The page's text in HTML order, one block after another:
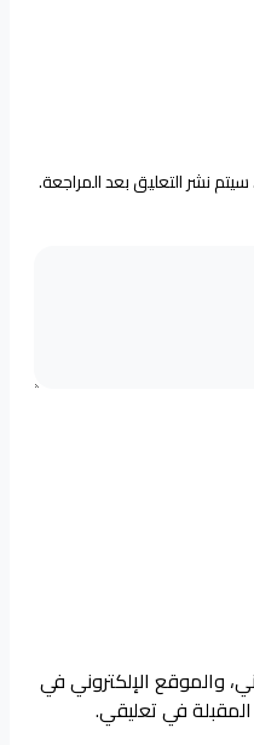
نشر التعليق بعد المراجعة.
والموقع الإلكتروني في
في تعليقي.